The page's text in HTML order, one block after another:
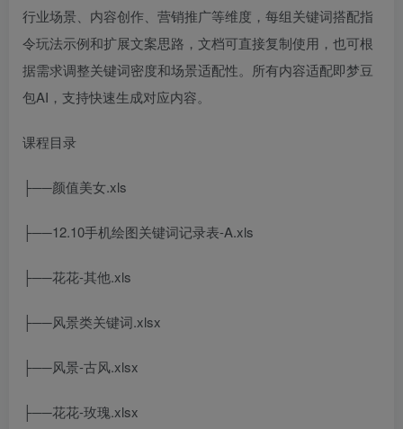
行业场景、内容创作、营销推广等维度，每组关键词搭配指
令玩法示例和扩展文案思路，文档可直接复制使用，也可根
据需求调整关键词密度和场景适配性。所有内容适配即梦豆
包AI，支持快速生成对应内容。
课程目录
├──颜值美女.xls
├──12.10手机绘图关键词记录表-A.xls
├──花花-其他.xls
├──风景类关键词.xlsx
├──风景-古风.xlsx
├──花花-玫瑰.xlsx